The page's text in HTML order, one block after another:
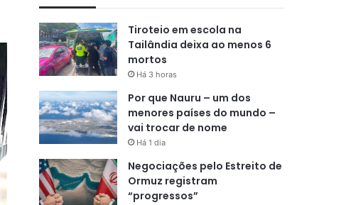
Tiroteio em escola na
Tailândia deixa ao menos 6
mortos
Há 3 horas
Por que Nauru – um dos
menores países do mundo –
vai trocar de nome
Há 1 dia
Negociações pelo Estreito de
Ormuz registram
“progressos”